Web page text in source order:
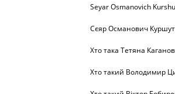
Seyar Osmanovich
Сєяр Османович
Хто така Тетяна
Хто такий Володимир